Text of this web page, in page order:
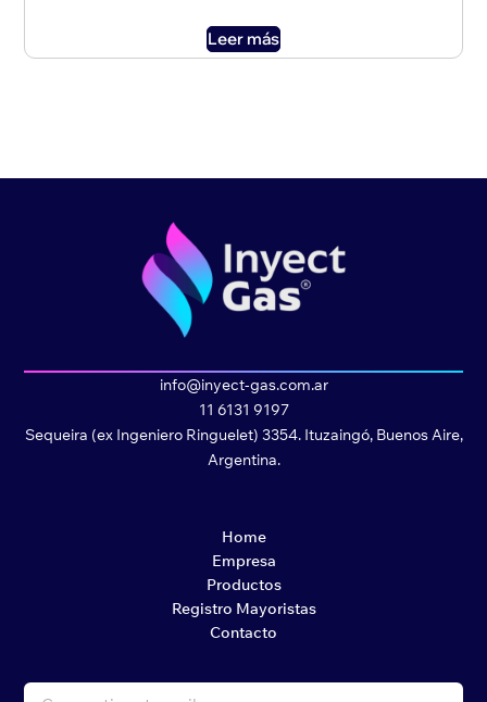
Leer más
info@inyect-gas.com.ar
11 6131 9197
Sequeira (ex Ingeniero Ringuelet) 3354. Ituzaingó, Buenos Aire,
Argentina.
Home
Empresa
Productos
Registro Mayoristas
Contacto